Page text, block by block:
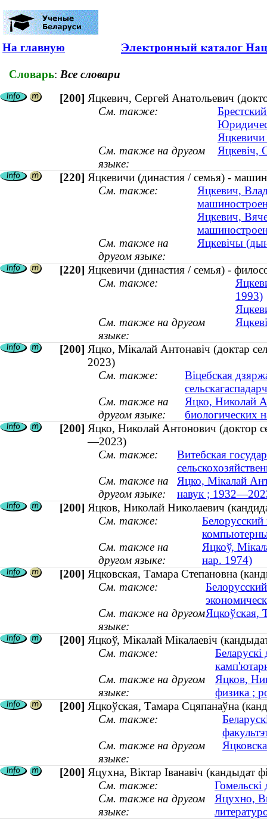
На главную
Словарь: Все словари
[200] Яцкевич, Сергей Анатольевич
См. также:
Яцкевичи
См. также на другом
языке:
Яцкевіч,
[220] Яцкевичи (династия / семья) -
См. также:
Яцкевич,
Яцкевич,
См. также на
другом языке:
Яцкевічы
[220] Яцкевичи (династия / семья) -
См. также:
1993)
См. также на другом
языке:
[200] Яцко, Мікалай Антонавіч (доктар
2023)
См. также:
Віцебская
См. также на
другом языке:
Яцко, Николай
биологических
[200] Яцко, Николай Антонович (доктор
—2023)
См. также:
Витебская
См. также на
другом языке:
Яцко, Мікалай
навук ;
[200] Яцков, Николай Николаевич
См. также:
См. также на
другом языке:
Яцкоў,
нар. 1974)
[200] Яцковская, Тамара Степановна
См. также:
См. также на другом
языке:
Яцкоўская,
[200] Яцкоў, Мікалай Мікалаевіч
См. также:
Беларускі
См. также на другом
языке:
Яцков,
физика ;
[200] Яцкоўская, Тамара Сцяпанаўна
См. также:
См. также на другом
языке:
[200] Яцухна, Віктар Іванавіч (кандыдат
См. также:
См. также на другом
языке:
Яцухно,